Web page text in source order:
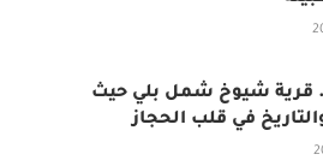
قرية شيوخ شمل بلي حيث
في قلب الحجاز